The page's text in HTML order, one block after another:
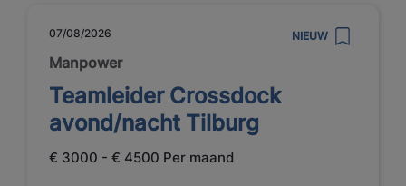
07/08/2026 NIEUW
Manpower
Teamleider Crossdock
avond/nacht Tilburg
€ 3000 - € 4500 Per maand